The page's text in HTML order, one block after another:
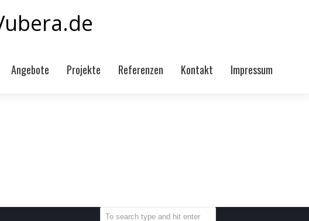
Angebote Projekte Referenzen Kontakt Impressum